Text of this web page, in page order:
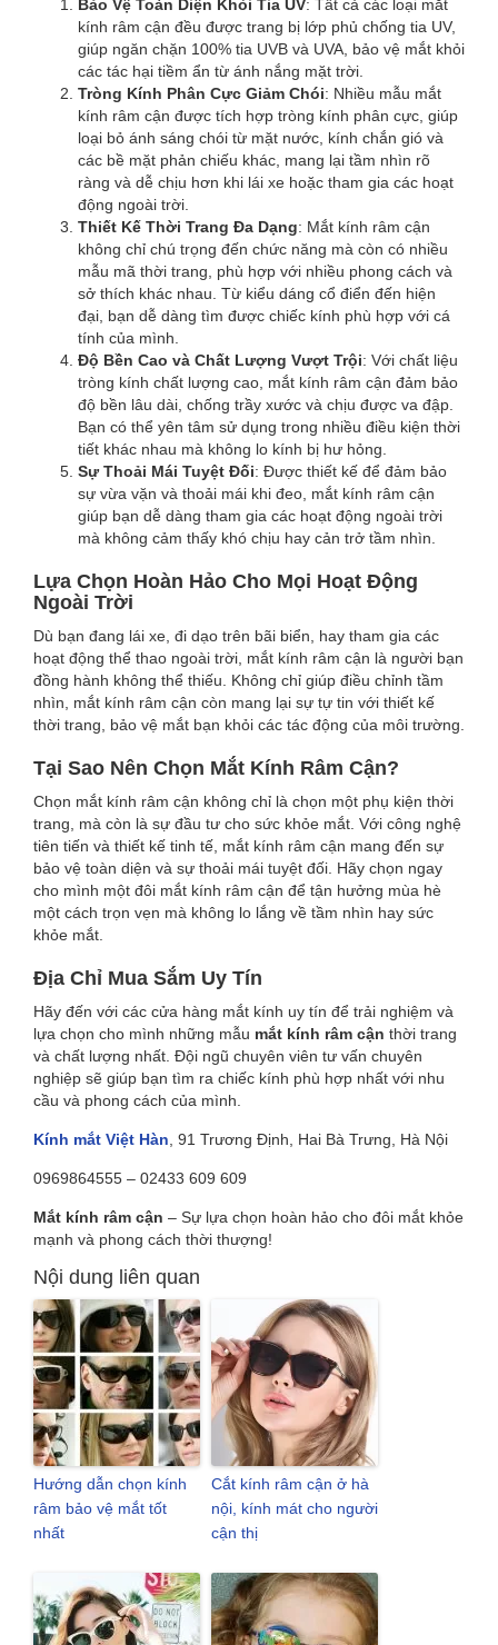
Bảo Vệ Toàn Diện Khỏi Tia UV: Tất cả các loại mắt
kính râm cận đều được trang bị lớp phủ chống tia UV,
giúp ngăn chặn 100% tia UVB và UVA, bảo vệ mắt khỏi
các tác hại tiềm ẩn từ ánh nắng mặt trời.
Tròng Kính Phân Cực Giảm Chói: Nhiều mẫu mắt
kính râm cận được tích hợp tròng kính phân cực, giúp
loại bỏ ánh sáng chói từ mặt nước, kính chắn gió và
các bề mặt phản chiếu khác, mang lại tầm nhìn rõ
ràng và dễ chịu hơn khi lái xe hoặc tham gia các hoạt
động ngoài trời.
Thiết Kế Thời Trang Đa Dạng: Mắt kính râm cận
không chỉ chú trọng đến chức năng mà còn có nhiều
mẫu mã thời trang, phù hợp với nhiều phong cách và
sở thích khác nhau. Từ kiểu dáng cổ điển đến hiện
đại, bạn dễ dàng tìm được chiếc kính phù hợp với cá
tính của mình.
Độ Bền Cao và Chất Lượng Vượt Trội: Với chất liệu
tròng kính chất lượng cao, mắt kính râm cận đảm bảo
độ bền lâu dài, chống trầy xước và chịu được va đập.
Bạn có thể yên tâm sử dụng trong nhiều điều kiện thời
tiết khác nhau mà không lo kính bị hư hỏng.
Sự Thoải Mái Tuyệt Đối: Được thiết kế để đảm bảo
sự vừa vặn và thoải mái khi đeo, mắt kính râm cận
giúp bạn dễ dàng tham gia các hoạt động ngoài trời
mà không cảm thấy khó chịu hay cản trở tầm nhìn.
Lựa Chọn Hoàn Hảo Cho Mọi Hoạt Động
Ngoài Trời
Dù bạn đang lái xe, đi dạo trên bãi biển, hay tham gia các
hoạt động thể thao ngoài trời, mắt kính râm cận là người bạn
đồng hành không thể thiếu. Không chỉ giúp điều chỉnh tầm
nhìn, mắt kính râm cận còn mang lại sự tự tin với thiết kế
thời trang, bảo vệ mắt bạn khỏi các tác động của môi trường.
Tại Sao Nên Chọn Mắt Kính Râm Cận?
Chọn mắt kính râm cận không chỉ là chọn một phụ kiện thời
trang, mà còn là sự đầu tư cho sức khỏe mắt. Với công nghệ
tiên tiến và thiết kế tinh tế, mắt kính râm cận mang đến sự
bảo vệ toàn diện và sự thoải mái tuyệt đối. Hãy chọn ngay
cho mình một đôi mắt kính râm cận để tận hưởng mùa hè
một cách trọn vẹn mà không lo lắng về tầm nhìn hay sức
khỏe mắt.
Địa Chỉ Mua Sắm Uy Tín
Hãy đến với các cửa hàng mắt kính uy tín để trải nghiệm và
lựa chọn cho mình những mẫu mắt kính râm cận thời trang
và chất lượng nhất. Đội ngũ chuyên viên tư vấn chuyên
nghiệp sẽ giúp bạn tìm ra chiếc kính phù hợp nhất với nhu
cầu và phong cách của mình.
Kính mắt Việt Hàn , 91 Trương Định, Hai Bà Trưng, Hà Nội
0969864555 – 02433 609 609
Mắt kính râm cận – Sự lựa chọn hoàn hảo cho đôi mắt khỏe
mạnh và phong cách thời thượng!
Nội dung liên quan
Hướng dẫn chọn kính
râm bảo vệ mắt tốt
nhất
Cắt kính râm cận ở hà
nội, kính mát cho người
cận thị